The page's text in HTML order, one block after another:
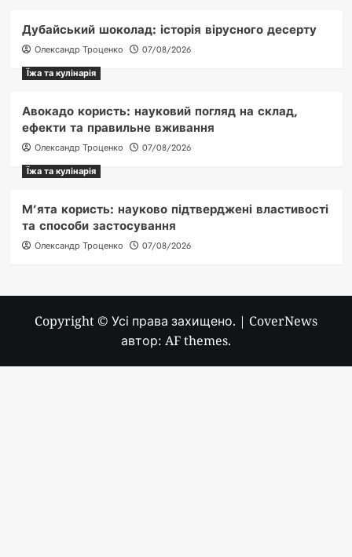
Дубайський шоколад: історія вірусного десерту
Олександр Троценко
07/08/2026
Їжа та кулінарія
Авокадо користь: науковий погляд на склад,
ефекти та правильне вживання
Олександр Троценко
07/08/2026
Їжа та кулінарія
М’ята користь: науково підтверджені властивості
та способи застосування
Олександр Троценко 07/08/2026
Copyright © Усі права захищено. | CoverNews
автор: AF themes.